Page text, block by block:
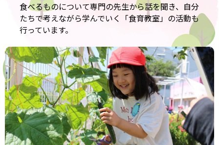
食べるものについて専門の先生から話を聞き、自分
たちで考えながら学んでいく「食育教室」の活動も
行っています。